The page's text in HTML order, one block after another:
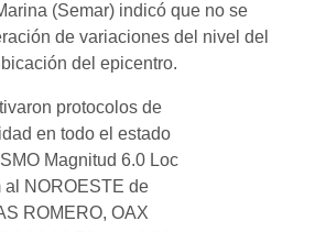
(Semar) indicó que no se
de variaciones del nivel del
del epicentro.
protocolos de
en todo el estado
Magnitud 6.0 Loc
al NOROESTE de
ROMERO, OAX